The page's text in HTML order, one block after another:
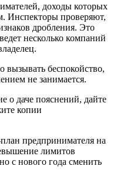
доходы которых
Инспекторы проверяют,
дробления. Это
несколько компаний
беспокойство,
не занимается.
о даче пояснений, дайте
копии
предпринимателя на
лимитов
с нового года сменить